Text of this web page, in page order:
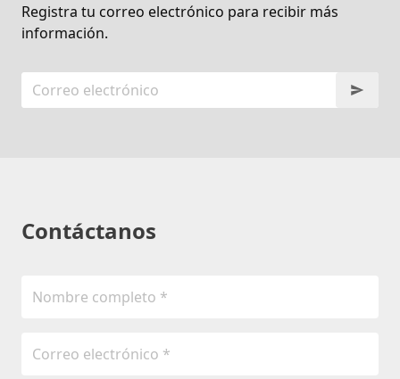
Registra tu correo electrónico para recibir más
información.
Contáctanos